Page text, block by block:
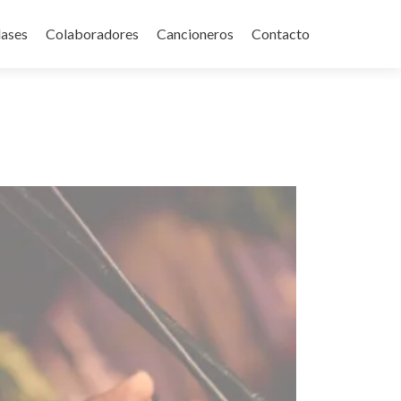
Colaboradores Cancioneros Contacto